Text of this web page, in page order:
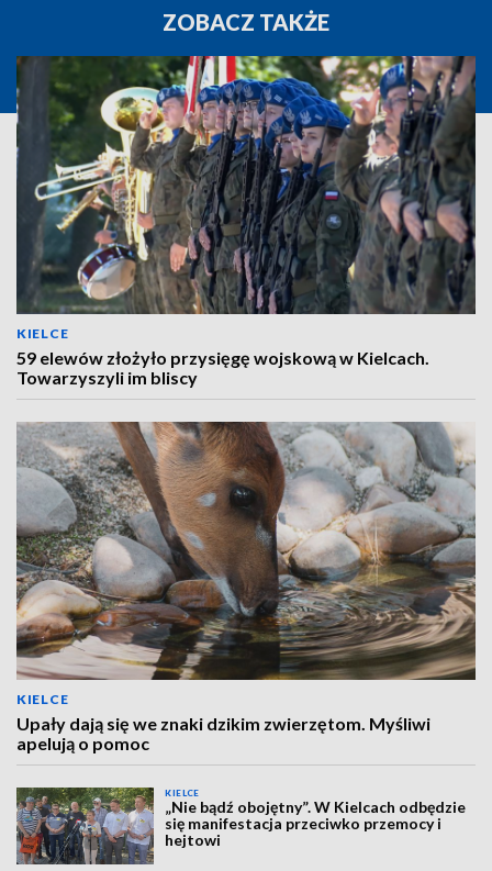
ZOBACZ TAKŻE
KIELCE
59 elewów złożyło przysięgę wojskową w Kielcach.
Towarzyszyli im bliscy
KIELCE
Upały dają się we znaki dzikim zwierzętom. Myśliwi
apelują o pomoc
KIELCE
„Nie bądź obojętny”. W Kielcach odbędzie
się manifestacja przeciwko przemocy i
hejtowi